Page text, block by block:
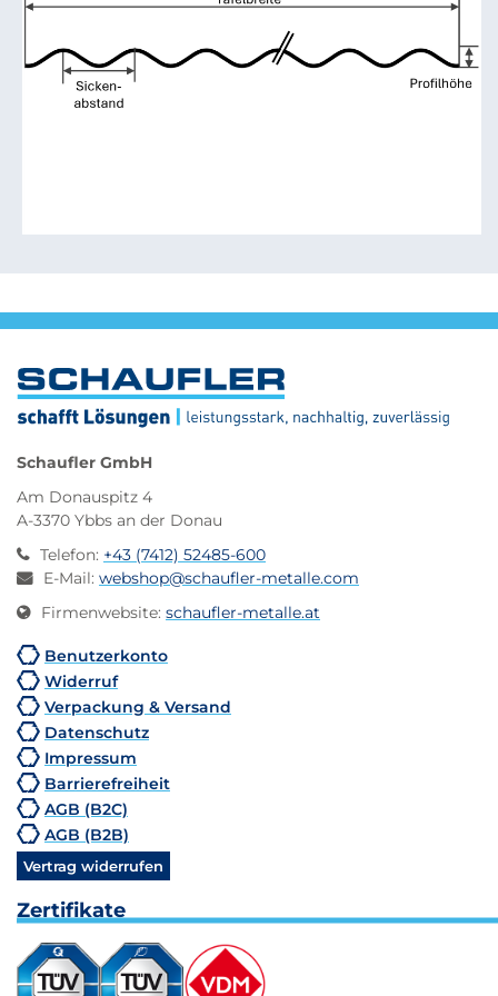
Schaufler GmbH
Am Donauspitz 4
A-3370 Ybbs an der Donau
Telefon: +43 (7412) 52485-600
E-Mail: webshop@schaufler-metalle.com
Firmenwebsite: schaufler-metalle.at
Benutzerkonto
Widerruf
Verpackung & Versand
Datenschutz
Impressum
Barrierefreiheit
AGB (B2C)
AGB (B2B)
Vertrag widerrufen
Zertifikate